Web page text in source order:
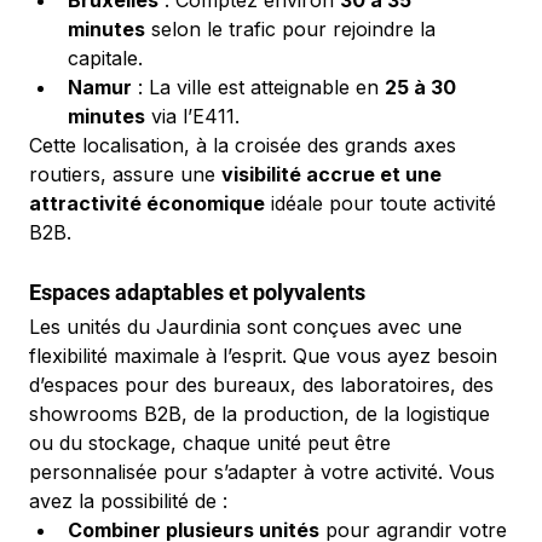
minutes selon le trafic pour rejoindre la
capitale.
Namur : La ville est atteignable en 25 à 30
minutes via l’E411.
Cette localisation, à la croisée des grands axes
routiers, assure une visibilité accrue et une
attractivité économique idéale pour toute activité
B2B.
Espaces adaptables et polyvalents
Les unités du Jaurdinia sont conçues avec une
flexibilité maximale à l’esprit. Que vous ayez besoin
d’espaces pour des bureaux, des laboratoires, des
showrooms B2B, de la production, de la logistique
ou du stockage, chaque unité peut être
personnalisée pour s’adapter à votre activité. Vous
avez la possibilité de :
Combiner plusieurs unités pour agrandir votre